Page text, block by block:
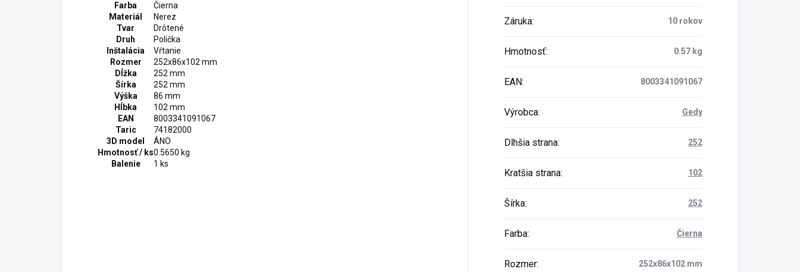
Farba
Čierna
Materiál
Nerez
Tvar
Drôtené
Druh
Polička
Inštalácia
Vŕtanie
Rozmer
252x86x102 mm
Dĺžka
252 mm
Šírka
252 mm
Výška
86 mm
Hĺbka
102 mm
EAN
8003341091067
Taric
74182000
3D model
ÁNO
Hmotnosť / ks0.5650 kg
Balenie
1 ks
Záruka: 10 rokov
Hmotnosť: 0.57 kg
EAN: 8003341091067
Výrobca: Gedy
Dlhšia strana: 252
Kratšia strana: 102
Šírka: 252
Farba: Čierna
Rozmer: 252x86x102 mm